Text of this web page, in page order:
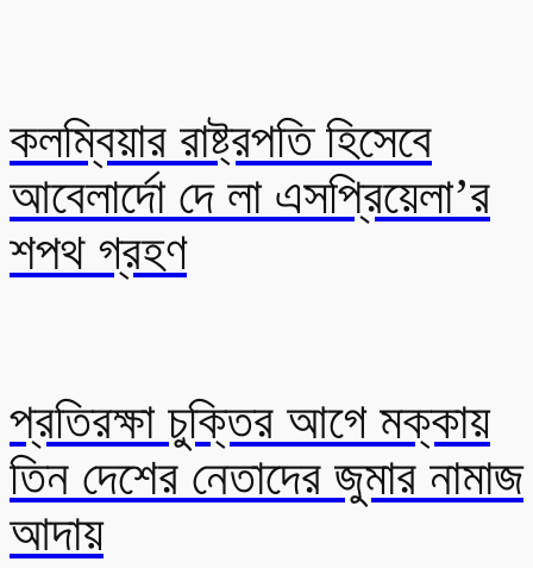
কলম্বিয়ার রাষ্ট্রপতি হিসেবে
আবেলার্দো দে লা এসপ্রিয়েলা’র
শপথ গ্রহণ
প্রতিরক্ষা চুক্তির আগে মক্কায়
তিন দেশের নেতাদের জুমার নামাজ
আদায়